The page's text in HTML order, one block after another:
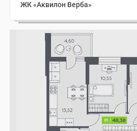
ЖК «Аквилон Верба»